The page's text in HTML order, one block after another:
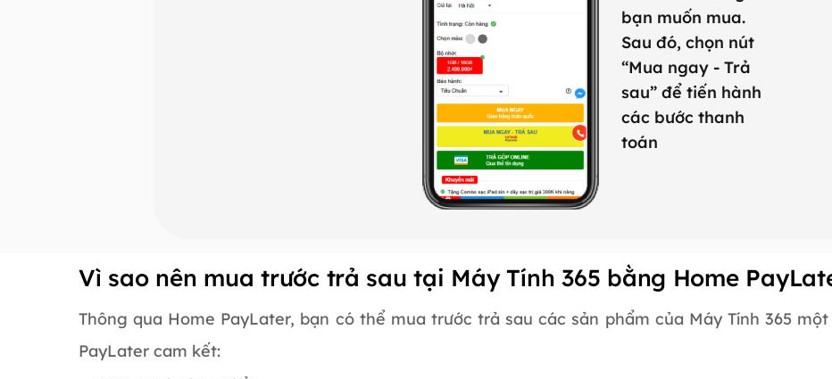
bạn muốn mua.
Sau đó, chọn nút
“Mua ngay - Trả
sau” để tiến hành
các bước thanh
toán
Vì sao nên mua trước trả sau tại Máy Tính 365 bằng Home
Thông qua Home PayLater, bạn có thể mua trước trả sau các sản phẩm của Máy Tính 365
PayLater cam kết: